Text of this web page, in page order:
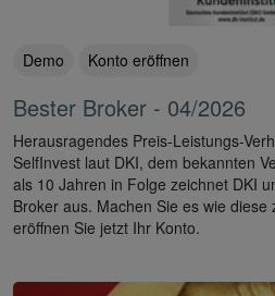
Demo Konto eröffnen
Bester Broker - 04/2026
Herausragendes Preis-Leistungs-
SelfInvest laut DKI, dem bekannten
als 10 Jahren in Folge zeichnet DKI
Broker aus. Machen Sie es wie
eröffnen Sie jetzt Ihr Konto.